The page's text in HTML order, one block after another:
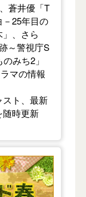
蒼井優「T
25年目の
、さら
～警視庁S
みち2」
マの情報
ト、最新
随時更新